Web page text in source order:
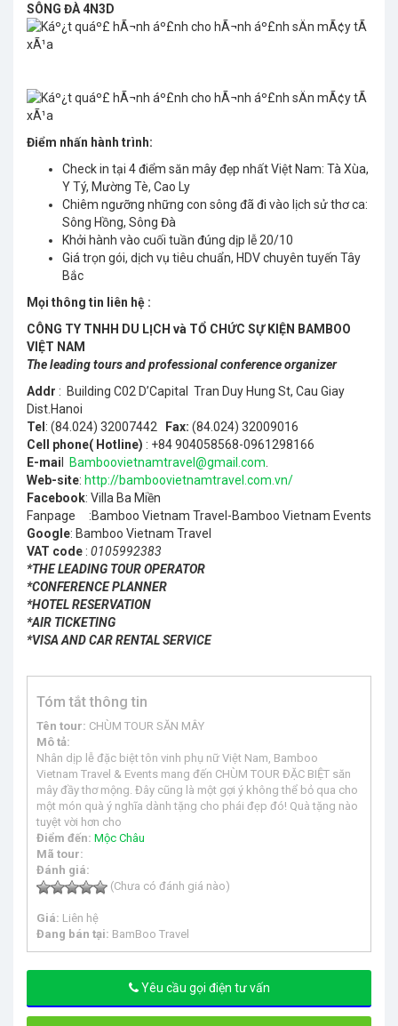
SÔNG ĐÀ 4N3D
Điểm nhấn hành trình:
Check in tại 4 điểm săn mây đẹp nhất Việt Nam: Tà Xùa,
Y Tý, Mường Tè, Cao Ly
Chiêm ngưỡng những con sông đã đi vào lịch sử thơ ca:
Sông Hồng, Sông Đà
Khởi hành vào cuối tuần đúng dịp lễ 20/10
Giá trọn gói, dịch vụ tiêu chuẩn, HDV chuyên tuyến Tây
Bắc
Mọi thông tin liên hệ :
CÔNG TY TNHH DU LỊCH và TỔ CHỨC SỰ KIỆN BAMBOO
VIỆT NAM
The leading tours and professional conference organizer
Addr : Building C02 D’Capital Tran Duy Hung St, Cau Giay
Dist.Hanoi
Tel : (84.024) 32007442 Fax: (84.024) 32009016
Cell phone( Hotline) : +84 904058568-0961298166
E-mai
Bamboovietnamtravel@gmail.com.
Web-site: http://bamboovietnamtravel.com.vn/
Facebook: Villa Ba Miền
Fanpage :Bamboo Vietnam Travel-Bamboo Vietnam Events
Google: Bamboo Vietnam Travel
VAT code : 0105992383
*THE LEADING TOUR OPERATOR
*CONFERENCE PLANNER
*HOTEL RESERVATION
*AIR TICKETING
*VISA AND CAR RENTAL SERVICE
Tóm tắt thông tin
Tên tour: CHÙM TOUR SĂN MÂY
Mô tả:
Nhân dịp lễ đặc biệt tôn vinh phụ nữ Việt Nam, Bamboo
Vietnam Travel & Events mang đến CHÙM TOUR ĐẶC BIỆT săn
mây đầy thơ mộng. Đây cũng là một gợi ý không thể bỏ qua cho
một món quà ý nghĩa dành tặng cho phái đẹp đó! Quà tặng nào
tuyệt vời hơn cho
Điểm đến: Mộc Châu
Mã tour:
Đánh giá:
(Chưa có đánh giá nào)
Giá: Liên hệ
Đang bán tại: BamBoo Travel
Yêu cầu gọi điện tư vấn